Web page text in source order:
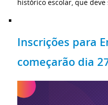
histórico escolar, que
Inscrições para
começarão dia